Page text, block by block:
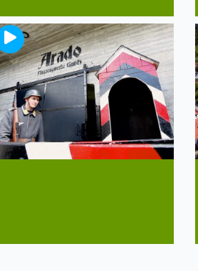
Góra
od drugiej strony